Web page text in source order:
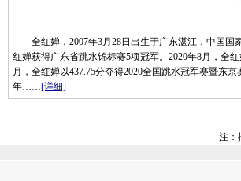
全红婵，2007年3月28日出生于广东湛江，中国国
红婵获得广东省跳水锦标赛5项冠军。2020年8月，全
月，全红婵以437.75分夺得2020全国跳水冠军赛暨东
年……[详细]
注：